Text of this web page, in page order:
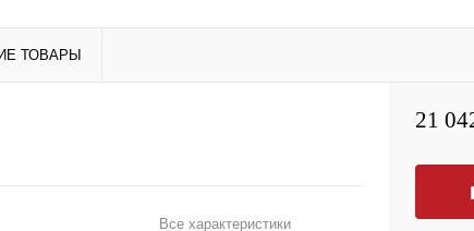
ТОВАРЫ
Все характеристики
21